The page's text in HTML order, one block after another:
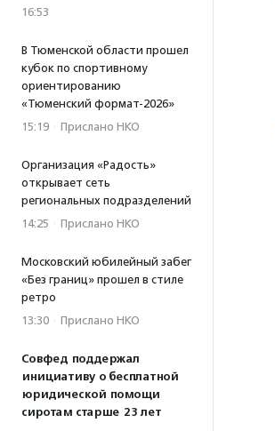
16:53
В Тюменской области прошел
кубок по спортивному
ориентированию
«Тюменский формат-2026»
15:19 · Прислано НКО
Организация «Радость»
открывает сеть
региональных подразделений
14:25 · Прислано НКО
Московский юбилейный забег
«Без границ» прошел в стиле
ретро
13:30 · Прислано НКО
Совфед поддержал
инициативу о бесплатной
юридической помощи
сиротам старше 23 лет